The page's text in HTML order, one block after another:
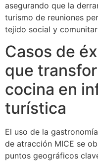
asegurando que la
turismo de reuniones
tejido social y
Casos de
que
cocina en
turística
El uso de la
de atracción MICE se
puntos geográficos